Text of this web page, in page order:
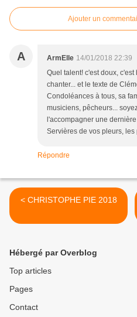
Ajouter un
A ArmElle 14/01/2018 22:39
Quel talent! c'est doux,
chanter... et le texte de
Condoléances à tous, sa
musiciens, pêcheurs...
l'accompagner une
Servières de vos pleurs,
Répondre
< CHRISTOPHE PIE 2018
Hébergé par Overblog
Top articles
Pages
Contact